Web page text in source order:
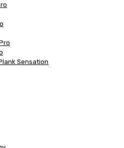
Sensation